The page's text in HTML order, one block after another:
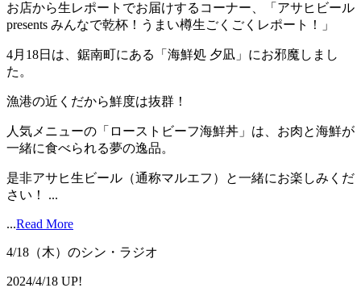
お店から生レポートでお届けするコーナー、「アサヒビール
presents みんなで乾杯！うまい樽生ごくごくレポート！」
4月18日は、鋸南町にある「海鮮処 夕凪」にお邪魔しまし
た。
漁港の近くだから鮮度は抜群！
人気メニューの「ローストビーフ海鮮丼」は、お肉と海鮮が
一緒に食べられる夢の逸品。
是非アサヒ生ビール（通称マルエフ）と一緒にお楽しみくだ
さい！ ...
...Read More
4/18（木）のシン・ラジオ
2024/4/18 UP!